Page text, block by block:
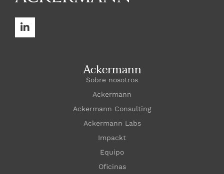
Ackermann
Sobre nosotros
Ackermann
Ackermann Consulting
Ackermann Labs
Impackt
Equipo
Oficinas